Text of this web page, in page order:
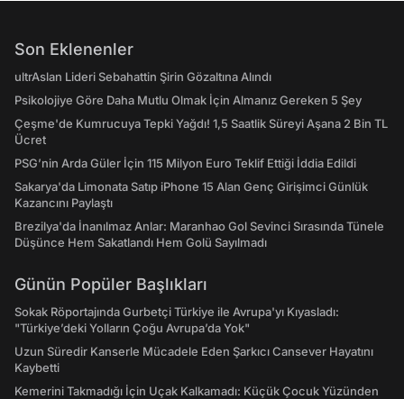
Son Eklenenler
ultrAslan Lideri Sebahattin Şirin Gözaltına Alındı
Psikolojiye Göre Daha Mutlu Olmak İçin Almanız Gereken 5 Şey
Çeşme'de Kumrucuya Tepki Yağdı! 1,5 Saatlik Süreyi Aşana 2 Bin TL
Ücret
PSG’nin Arda Güler İçin 115 Milyon Euro Teklif Ettiği İddia Edildi
Sakarya'da Limonata Satıp iPhone 15 Alan Genç Girişimci Günlük
Kazancını Paylaştı
Brezilya'da İnanılmaz Anlar: Maranhao Gol Sevinci Sırasında Tünele
Düşünce Hem Sakatlandı Hem Golü Sayılmadı
Günün Popüler Başlıkları
Sokak Röportajında Gurbetçi Türkiye ile Avrupa'yı Kıyasladı:
"Türkiye’deki Yolların Çoğu Avrupa’da Yok"
Uzun Süredir Kanserle Mücadele Eden Şarkıcı Cansever Hayatını
Kaybetti
Kemerini Takmadığı İçin Uçak Kalkamadı: Küçük Çocuk Yüzünden